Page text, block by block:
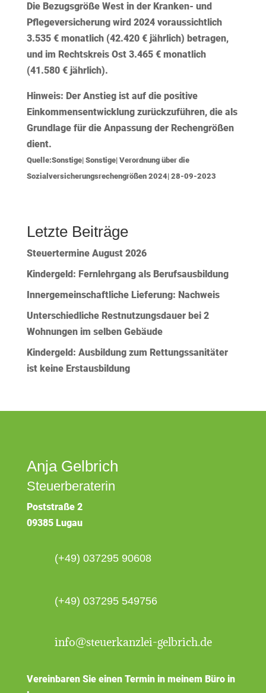
Die BezugsgrößeWest in der Kranken- und
Pflegeversicherung wird 2024 voraussichtlich
3.535 € monatlich (42.420 € jährlich) betragen,
und im Rechtskreis Ost 3.465 € monatlich
(41.580 € jährlich).
Hinweis: Der Anstieg ist auf die positive
Einkommensentwicklung zurückzuführen, die als
Grundlage für die Anpassung der Rechengrößen
dient.
Quelle:Sonstige| Sonstige| Verordnung über die
Sozialversicherungsrechengrößen 2024| 28-09-2023
Letzte Beiträge
Steuertermine August 2026
Kindergeld: Fernlehrgang als Berufsausbildung
Innergemeinschaftliche Lieferung: Nachweis
Unterschiedliche Restnutzungsdauer bei 2
Wohnungen im selben Gebäude
Kindergeld: Ausbildung zum Rettungssanitäter
ist keine Erstausbildung
Anja Gelbrich
Steuerberaterin
Poststraße 2
09385 Lugau
(+49) 037295 90608
(+49) 037295 549756
info@steuerkanzlei-gelbrich.de
Vereinbaren Sie einen Termin in meinem Büro in